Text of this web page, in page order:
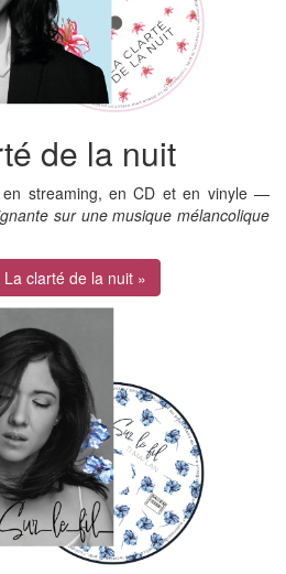
de la nuit
en streaming, en CD et en vinyle —
sur une musique mélancolique
clarté de la nuit »